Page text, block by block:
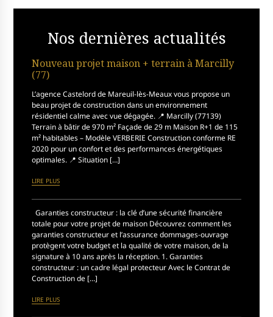
Nos dernières actualités
Nouveau projet maison + terrain à Marcilly
(77)
L’agence Castelord de Mareuil-lès-Meaux vous propose un
beau projet de construction dans un environnement
résidentiel calme avec vue dégagée. 📍 Marcilly (77139)
Terrain à bâtir de 970 m² Façade de 29 m Maison R+1 de 115
m² habitables – Modèle VERBERIE Construction conforme RE
2020 pour un confort et des performances énergétiques
optimales. 📍 Situation […]
LIRE PLUS
Garanties constructeur : la clé d’une sécurité financière
totale pour votre projet de maison Découvrez comment les
garanties constructeur et l’assurance dommages-ouvrage
protègent votre budget et la qualité de votre maison, de la
signature à 10 ans après la réception. 1. Garanties
constructeur : un cadre légal protecteur Avec le Contrat de
Construction de […]
LIRE PLUS